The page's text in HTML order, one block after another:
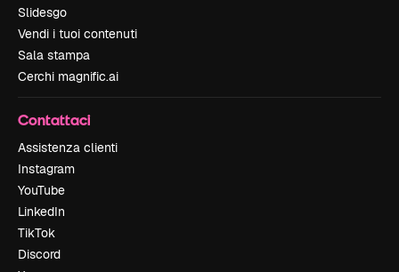
Slidesgo
Vendi i tuoi contenuti
Sala stampa
Cerchi magnific.ai
Contattaci
Assistenza clienti
Instagram
YouTube
LinkedIn
TikTok
Discord